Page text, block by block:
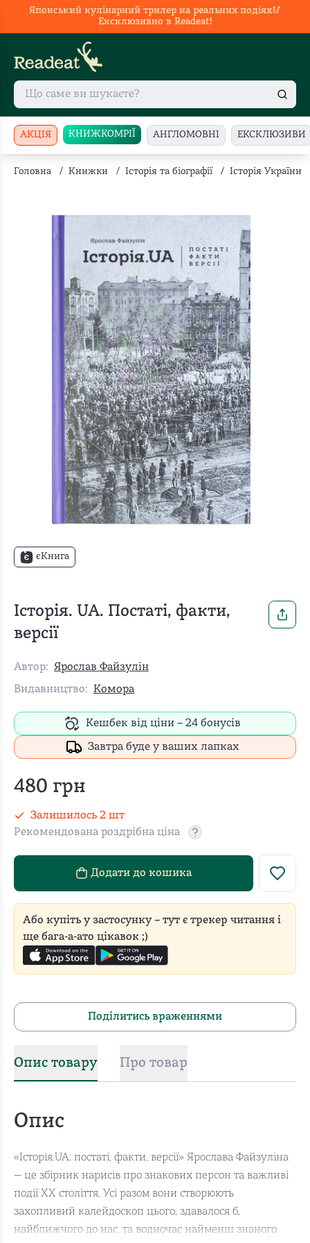
Японський кулінарний трилер на реальних подіях🥢
Ексклюзивно в Readeat!
АКЦІЯ КНИЖКОМРІЇ АНГЛОМОВНІ ЕКСКЛЮЗИВИ
Головна / Книжки / Історія та біографії / Історія України
єКнига
Історія. UA. Постаті, факти,
версії
Автор: Ярослав Файзулін
Видавництво: Комора
Кешбек від ціни – 24 бонусів
Завтра буде у ваших лапках
480 грн
Залишилось 2 шт
Рекомендована роздрібна ціна
Додати до кошика
Або купіть у застосунку – тут є трекер читання і
ще бага-а-ато цікавок ;)
Поділитись враженнями
Опис товару Про товар
Опис
«Історія.UA: постаті, факти, версії» Ярослава Файзуліна
— це збірник нарисів про знакових персон та важливі
події ХХ століття. Усі разом вони створюють
захопливий калейдоскоп цього, здавалося б,
найближчого до нас, та водночас найменш знаного